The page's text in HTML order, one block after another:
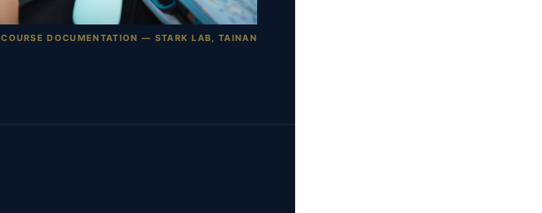
COURSE DOCUMENTATION — STARK LAB, TAINAN